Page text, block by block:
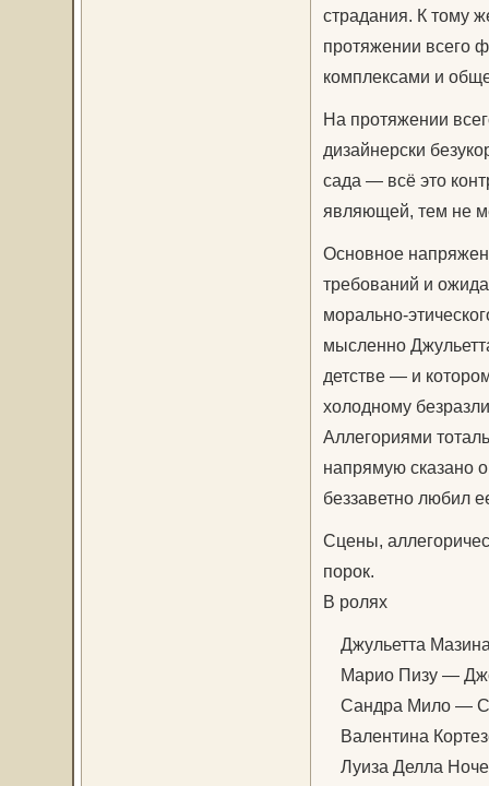
страдания. К тому
протяжении всего
комплексами и
На протяжении
дизайнерски
сада — всё это
являющей, тем не
Основное
требований и
морально-
мысленно
детстве — и
холодному
Аллегориями
напрямую сказано
беззаветно любил
Сцены,
порок.
В ролях
Джульетта
Марио Пизу —
Сандра Мило —
Валентина
Луиза Делла